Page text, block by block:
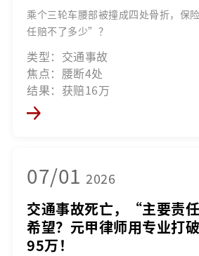
乘个三轮车腰部被撞成四处骨折，保
任赔不了多少”？
类型：交通事故
焦点：腰断4处
结果：获赔16万
07/01 2026
交通事故死亡，“主要责
希望？元甲律师用专业打
95万！